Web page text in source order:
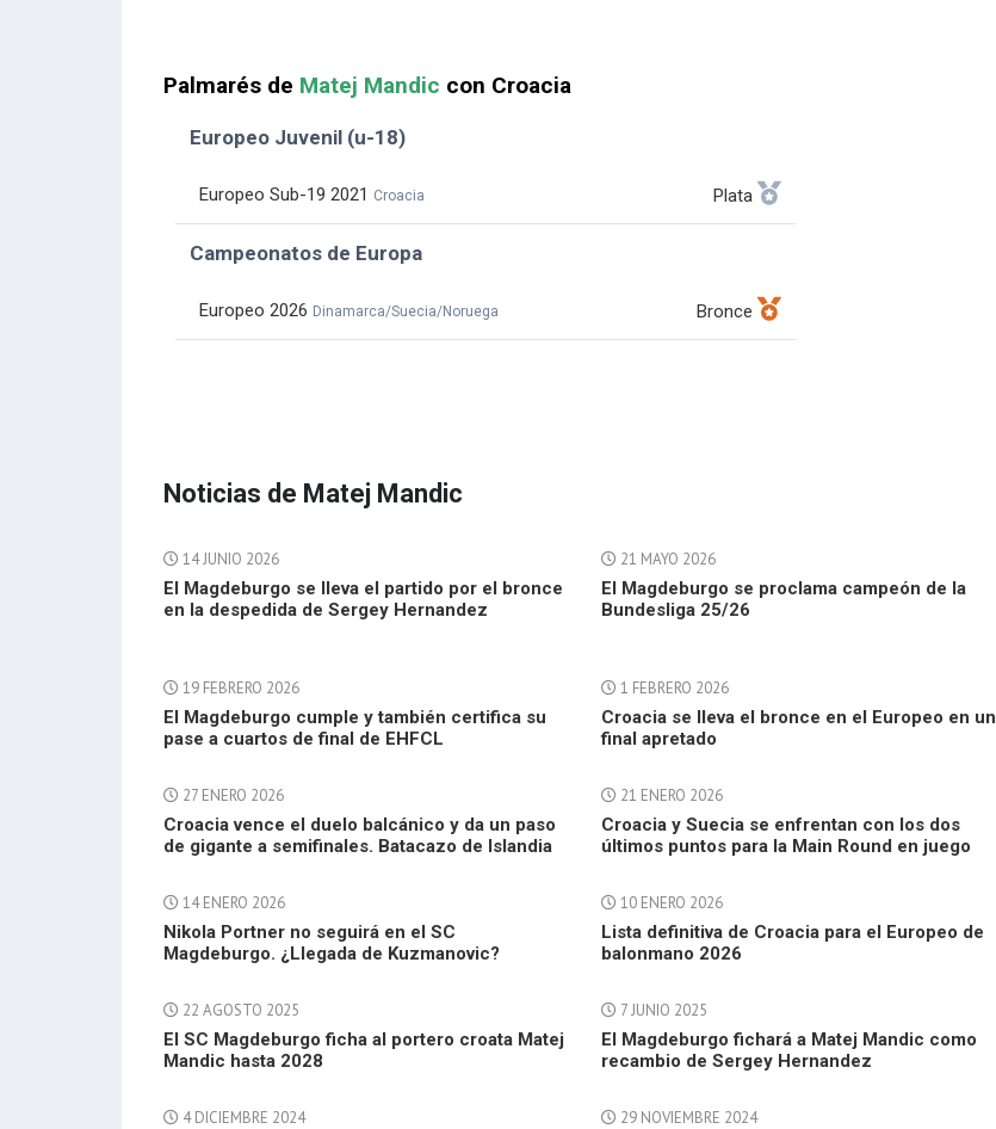
Palmarés de Matej Mandic con Croacia
Europeo Juvenil (u-18)
Europeo Sub-19 2021 Croacia Plata
Campeonatos de Europa
Europeo 2026 Dinamarca/Suecia/Noruega Bronce
Noticias de Matej Mandic
14 JUNIO 2026
El Magdeburgo se lleva el partido por el bronce
en la despedida de Sergey Hernandez
21 MAYO 2026
El Magdeburgo se proclama campeón de la
Bundesliga 25/26
19 FEBRERO 2026
El Magdeburgo cumple y también certifica su
pase a cuartos de final de EHFCL
1 FEBRERO 2026
Croacia se lleva el bronce en el Europeo en un
final apretado
27 ENERO 2026
Croacia vence el duelo balcánico y da un paso
de gigante a semifinales. Batacazo de Islandia
21 ENERO 2026
Croacia y Suecia se enfrentan con los dos
últimos puntos para la Main Round en juego
14 ENERO 2026
Nikola Portner no seguirá en el SC
Magdeburgo. ¿Llegada de Kuzmanovic?
10 ENERO 2026
Lista definitiva de Croacia para el Europeo de
balonmano 2026
22 AGOSTO 2025
El SC Magdeburgo ficha al portero croata Matej
Mandic hasta 2028
7 JUNIO 2025
El Magdeburgo fichará a Matej Mandic como
recambio de Sergey Hernandez
4 DICIEMBRE 2024 29 NOVIEMBRE 2024